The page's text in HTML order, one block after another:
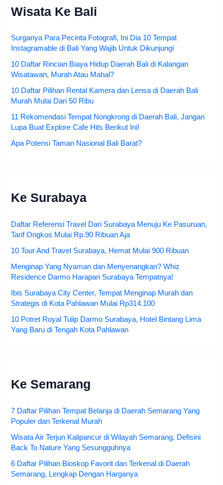
Wisata Ke Bali
Surganya Para Pecinta Fotografi, Ini Dia 10 Tempat
Instagramable di Bali Yang Wajib Untuk Dikunjungi
10 Daftar Rincian Biaya Hidup Daerah Bali di Kalangan
Wisatawan, Murah Atau Mahal?
10 Daftar Pilihan Rental Kamera dan Lensa di Daerah Bali
Murah Mulai Dari 50 Ribu
11 Rekomendasi Tempat Nongkrong di Daerah Bali, Jangan
Lupa Buat Explore Cafe Hits Berikut Ini!
Apa Potensi Taman Nasional Bali Barat?
Ke Surabaya
Daftar Referensi Travel Dari Surabaya Menuju Ke Pasuruan,
Tarif Ongkos Mulai Rp.90 Ribuan Aja
10 Tour And Travel Surabaya, Hemat Mulai 900 Ribuan
Menginap Yang Nyaman dan Menyenangkan? Whiz
Residence Darmo Harapan Surabaya Tempatnya!
Ibis Surabaya City Center, Tempat Menginap Murah dan
Strategis di Kota Pahlawan Mulai Rp314.100
10 Potret Royal Tulip Darmo Surabaya, Hotel Bintang Lima
Yang Baru di Tengah Kota Pahlawan
Ke Semarang
7 Daftar Pilihan Tempat Belanja di Daerah Semarang Yang
Populer dan Terkenal Murah
Wisata Air Terjun Kalipancur di Wilayah Semarang, Defisini
Back To Nature Yang Sesungguhnya
6 Daftar Pilihan Bioskop Favorit dan Terkenal di Daerah
Semarang, Lengkap Dengan Harganya